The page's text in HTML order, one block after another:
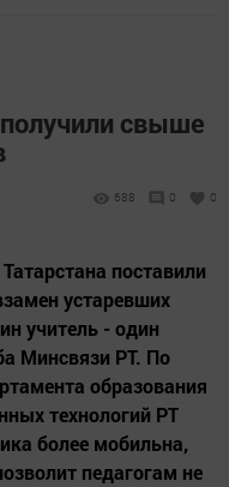
свыше
688 0 0
поставили
устаревших
учитель - один
Минсвязи РТ. По
образования
технологий РТ
более мобильна,
педагогам не